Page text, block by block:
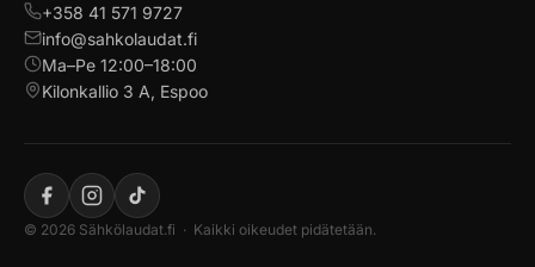
+358 41 571 9727
info@sahkolaudat.fi
Ma–Pe 12:00–18:00
Kilonkallio 3 A, Espoo
© 2026 Sähkölaudat.fi · Kaikki oikeudet pidätetään.